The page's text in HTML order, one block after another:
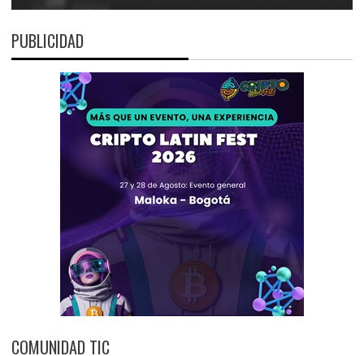
PUBLICIDAD
COMUNIDAD TIC